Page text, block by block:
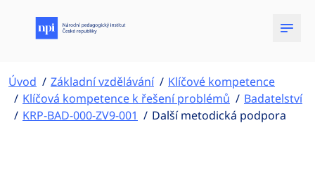
Úvod Základní vzdělávání
Klíčové kompetence
Klíčová kompetence k řešení problémů
Badatelství
KRP-BAD-000-ZV9-001
Další metodická podpora